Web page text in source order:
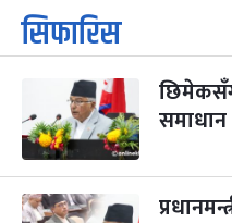
१
आइत
कार्तिक सङ्क्रान्ति
कार्तिक १, २०८३
३
मंगल
महानवमी
कार्तिक ३, २०८३-Oct 20,
४
बुध कार्तिक ४, २०८३ Oct 21,
सिफारिस
समाधान